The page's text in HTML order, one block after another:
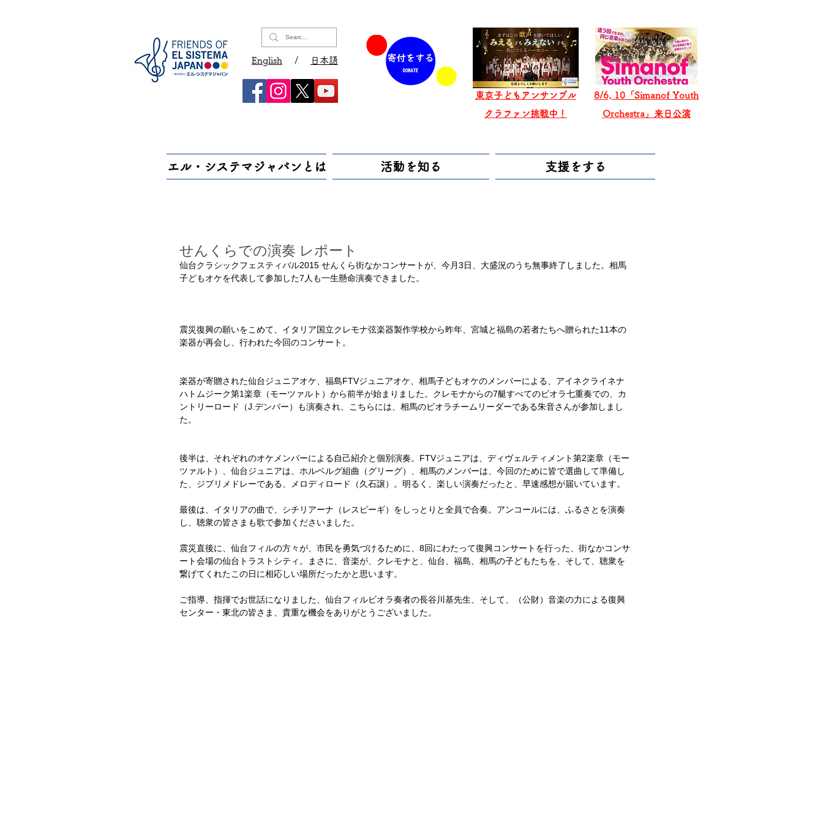
English / 日本語
東京子どもアンサンブル
​クラファン挑戦中！
8/6, 10「Simanof Youth
Orchestra」来日公演
エル・システマジャパンとは 活動を知る 支援をする
せんくらでの演奏 レポート
仙台クラシックフェスティバル2015 せんくら街なかコンサートが、今月3日、大盛況のうち無事終了しました。相馬
子どもオケを代表して参加した7人も一生懸命演奏できました。
震災復興の願いをこめて、イタリア国立クレモナ弦楽器製作学校から昨年、宮城と福島の若者たちへ贈られた11本の
楽器が再会し、行われた今回のコンサート。
楽器が寄贈された仙台ジュニアオケ、福島FTVジュニアオケ、相馬子どもオケのメンバーによる、アイネクライネナ
ハトムジーク第1楽章（モーツァルト）から前半が始まりました。クレモナからの7艇すべてのビオラ七重奏での、カ
ントリーロード（J.デンバー）も演奏され、こちらには、相馬のビオラチームリーダーである朱音さんが参加しまし
た。
後半は、それぞれのオケメンバーによる自己紹介と個別演奏。FTVジュニアは、ディヴェルティメント第2楽章（モー
ツァルト）、仙台ジュニアは、ホルベルグ組曲（グリーグ）、相馬のメンバーは、今回のために皆で選曲して準備し
た、ジブリメドレーである、メロディロード（久石譲）。明るく、楽しい演奏だったと、早速感想が届いています。
最後は、イタリアの曲で、シチリアーナ（レスピーギ）をしっとりと全員で合奏。アンコールには、ふるさとを演奏
し、聴衆の皆さまも歌で参加くださいました。
震災直後に、仙台フィルの方々が、市民を勇気づけるために、8回にわたって復興コンサートを行った、街なかコンサ
ート会場の仙台トラストシティ。まさに、音楽が、クレモナと、仙台、福島、相馬の子どもたちを、そして、聴衆を
繋げてくれたこの日に相応しい場所だったかと思います。
ご指導、指揮でお世話になりました、仙台フィルビオラ奏者の長谷川基先生、そして、（公財）音楽の力による復興
センター・東北の皆さま、貴重な機会をありがとうございました。